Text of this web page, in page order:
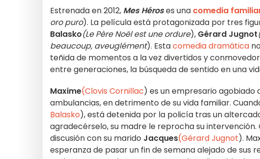
Estrenada en 2012, Mes Héroses una comedia
oro puro). La película está protagonizada por tres
Balasko(Le Père Noël est une ordure), Gérard Jugnot
beaucoup, aveuglément). Estacomedia dramática
teñida de momentos a la vez divertidos y
entre generaciones, la búsqueda de sentido en una
Maxime(Clovis Cornillac) es un empresario agobiado
ambulancias, en detrimento de su vida familiar.
Balasko), está detenida por la policía tras un
agradecérselo, su madre le reprocha su
discusión con su marido Jacques(Gérard Jugnot).
esperanza de pasar un fin de semana alejado de sus